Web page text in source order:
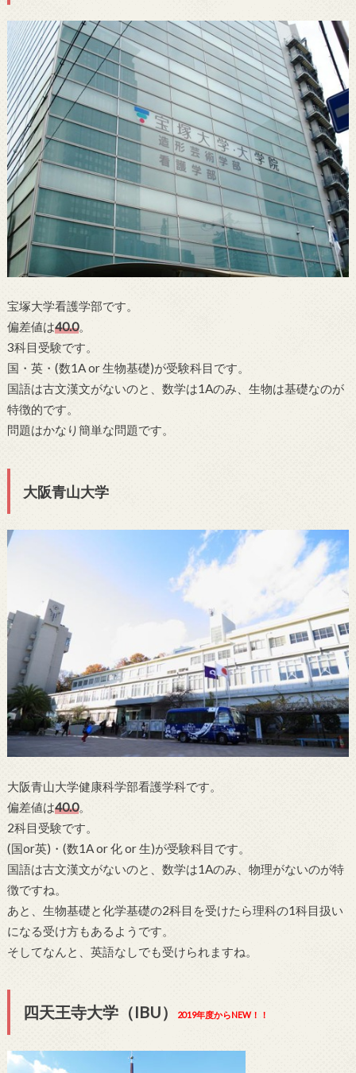
宝塚大学看護学部です。
偏差値は40.0。
3科目受験です。
国・英・(数1A or 生物基礎)が受験科目です。
国語は古文漢文がないのと、数学は1Aのみ、生物は基礎なのが
特徴的です。
問題はかなり簡単な問題です。
大阪青山大学
大阪青山大学健康科学部看護学科です。
偏差値は40.0。
2科目受験です。
(国or英)・(数1A or 化 or 生)が受験科目です。
国語は古文漢文がないのと、数学は1Aのみ、物理がないのが特
徴ですね。
あと、生物基礎と化学基礎の2科目を受けたら理科の1科目扱い
になる受け方もあるようです。
そしてなんと、英語なしでも受けられますね。
四天王寺大学（IBU） 2019年度からNEW！！